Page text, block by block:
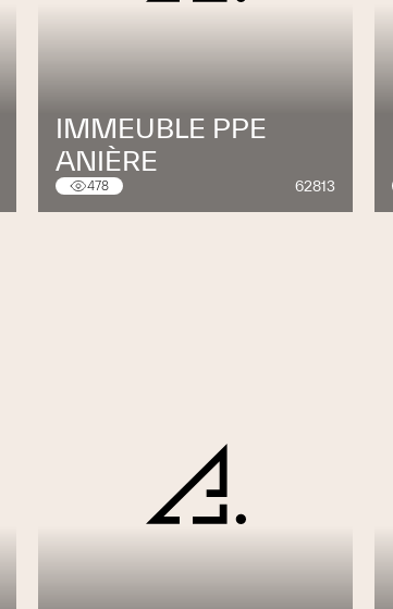
IMMEUBLE PPE
ANIÈRE
478 62813